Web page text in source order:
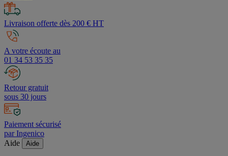
Livraison offerte dès 200 € HT
A votre écoute au
01 34 53 35 35
Retour gratuit
sous 30 jours
Paiement sécurisé
par Ingenico
Aide
Aide